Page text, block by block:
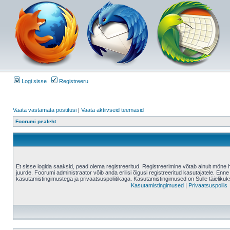
Logi sisse Registreeru
Vaata vastamata postitusi | Vaata aktiivseid teemasid
Foorumi pealeht
Et sisse logida saaksid, pead olema registreeritud. Registreerimine võtab ainult mõne
juurde. Foorumi administraator võib anda erilisi õigusi registreeritud kasutajatele.
kasutamistingimustega ja privaatsuspoliitikaga. Kasutamistingimused on Sulle
Kasutamistingimused| Privaatsuspoliis